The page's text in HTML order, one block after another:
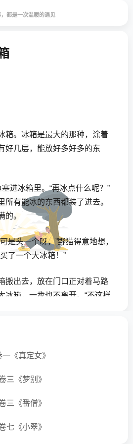
都是一次温暖的遇见
。冰箱是最大的那种，涂着
好几层，能放好多好多的东
冰箱里。“再冰点什么呢？”
所有能冰的东西都装了进去。
的。
头一个呀，”野猫得意地想，
了一个大冰箱！”
出去，放在门口正对着马路
冰箱，一步也不离开。“不这样
总不断人，可今天总也不
花猫。花猫只顾匆勿忙忙地
一《真定女》
三《梦别》
三《番僧》
七《小翠》